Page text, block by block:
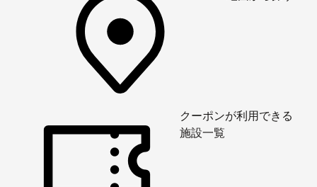
クーポンが利用できる
施設一覧